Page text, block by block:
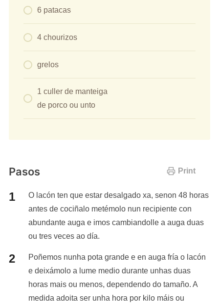
6 patacas
4 chourizos
grelos
1 culler de manteiga
de porco ou unto
Print
Pasos
O lacón ten que estar desalgado xa, senon 48 horas
antes de cociñalo metémolo nun recipiente con
abundante auga e imos cambiandolle a auga duas
ou tres veces ao día.
Poñemos nunha pota grande e en auga fría o lacón
e deixámolo a lume medio durante unhas duas
horas mais ou menos, dependendo do tamaño. A
medida adoita ser unha hora por kilo máis ou